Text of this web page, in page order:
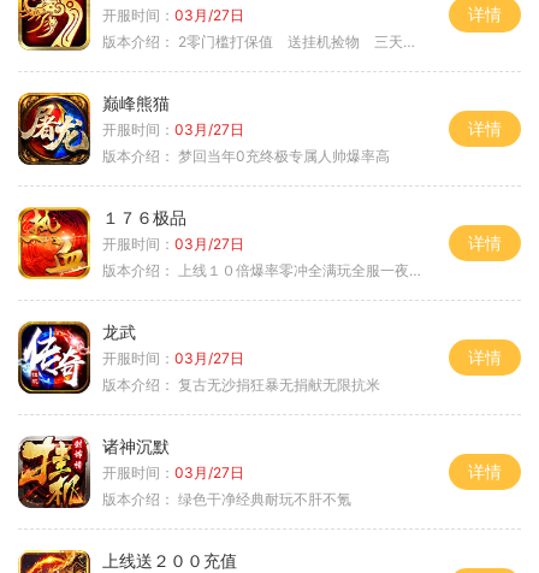
开服时间： 03月/27日
版本介绍： 2零门槛打保值 送挂机捡物 三天合区
详情
巅峰熊猫
开服时间： 03月/27日
版本介绍： 梦回当年0充终极专属人帅爆率高
详情
１７６极品
开服时间： 03月/27日
版本介绍：
上线１０倍爆率零冲全满玩全服一夜终极
详情
龙武
开服时间： 03月/27日
版本介绍： 复古无沙捐狂暴无捐献无限抗米
详情
诸神沉默
开服时间： 03月/27日
版本介绍： 绿色干净经典耐玩不肝不氪
详情
上线送２００充值